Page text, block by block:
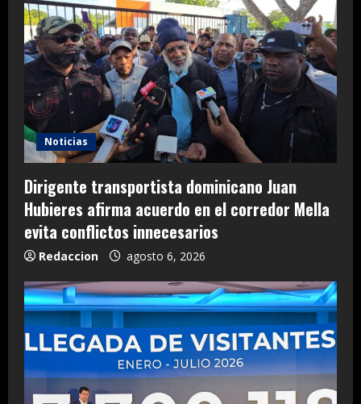
Noticias
Dirigente transportista dominicano Juan
Hubieres afirma acuerdo en el corredor Mella
evita conflictos innecesarios
Redaccion agosto 6, 2026